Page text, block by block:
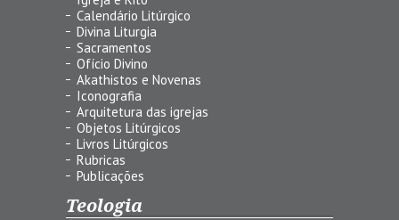
Calendário Litúrgico
Divina Liturgia
Sacramentos
Ofício Divino
Akathistos e Novenas
Iconografia
Arquitetura das igrejas
Objetos Litúrgicos
Livros Litúrgicos
Rubricas
Publicações
Teologia